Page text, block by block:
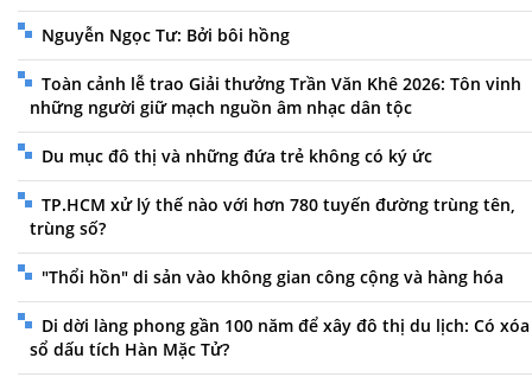
Nguyễn Ngọc Tư: Bởi bôi hồng
Toàn cảnh lễ trao Giải thưởng Trần Văn Khê 2026: Tôn vinh
những người giữ mạch nguồn âm nhạc dân tộc
Du mục đô thị và những đứa trẻ không có ký ức
TP.HCM xử lý thế nào với hơn 780 tuyến đường trùng tên,
trùng số?
"Thổi hồn" di sản vào không gian công cộng và hàng hóa
Di dời làng phong gần 100 năm để xây đô thị du lịch: Có xóa
sổ dấu tích Hàn Mặc Tử?